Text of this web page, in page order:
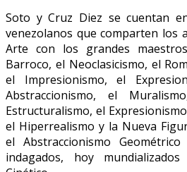
Soto y Cruz Diez se cuentan
venezolanos que comparten los
Arte con los grandes
Barroco, el Neoclasicismo, el
el Impresionismo, el
Abstraccionismo, el
Estructuralismo, el
el Hiperrealismo y la Nueva
el Abstraccionismo
indagados, hoy